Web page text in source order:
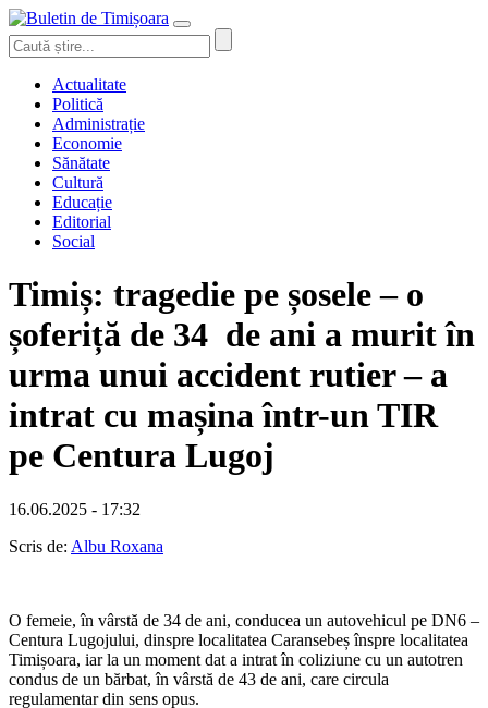
Actualitate
Politică
Administrație
Economie
Sănătate
Cultură
Educație
Editorial
Social
Timiș: tragedie pe șosele – o
șoferiță de 34 de ani a murit în
urma unui accident rutier – a
intrat cu mașina într-un TIR
pe Centura Lugoj
16.06.2025 - 17:32
Scris de: Albu Roxana
O femeie, în vârstă de 34 de ani, conducea un autovehicul pe DN6 –
Centura Lugojului, dinspre localitatea Caransebeș înspre localitatea
Timișoara, iar la un moment dat a intrat în coliziune cu un autotren
condus de un bărbat, în vârstă de 43 de ani, care circula
regulamentar din sens opus.